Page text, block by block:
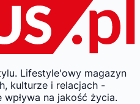
Lifestyle'owy magazyn
kulturze i relacjach -
na jakość życia.